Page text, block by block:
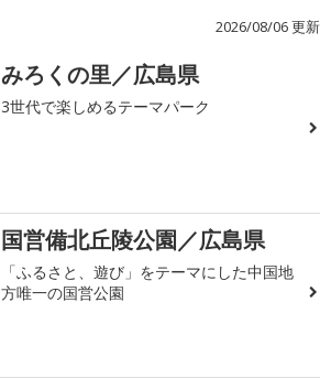
2026/08/06 更新
みろくの里／広島県
3世代で楽しめるテーマパーク
国営備北丘陵公園／広島県
「ふるさと、遊び」をテーマにした中国地
方唯一の国営公園